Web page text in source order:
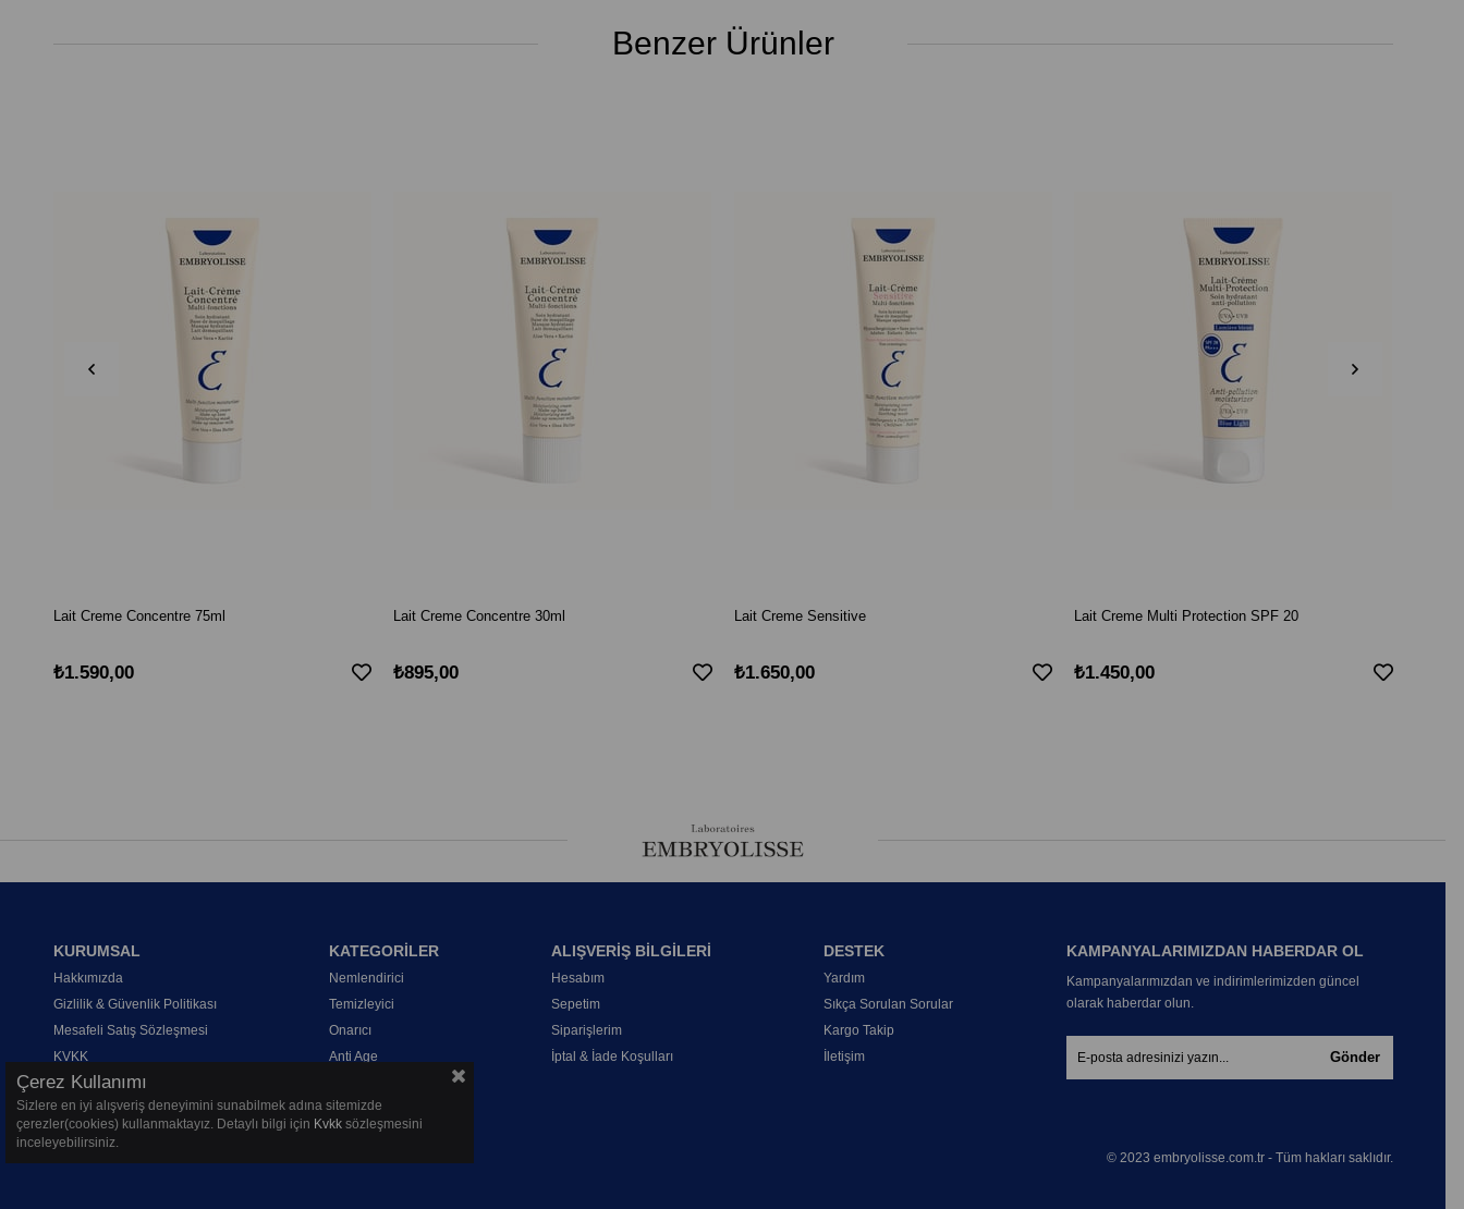
Benzer Ürünler
Lait Creme Concentre 75ml
₺1.590,00
Lait Creme Concentre 30ml
₺895,00
Lait Creme Sensitive
₺1.650,00
Lait Creme Multi Protection SPF 20
₺1.450,00
KURUMSAL
Hakkımızda
Gizlilik & Güvenlik Politikası
Mesafeli Satış Sözleşmesi
KVKK
KATEGORİLER
Nemlendirici
Temizleyici
Onarıcı
Anti Age
ALIŞVERİŞ BİLGİLERİ
Hesabım
Sepetim
Siparişlerim
İptal & İade Koşulları
DESTEK
Yardım
Sıkça Sorulan Sorular
Kargo Takip
İletişim
KAMPANYALARIMIZDAN HABERDAR OL
Kampanyalarımızdan ve indirimlerimizden güncel
olarak haberdar olun.
Gönder
© 2023 embryolisse.com.tr - Tüm hakları saklıdır.
Çerez Kullanımı
Sizlere en iyi alışveriş deneyimini sunabilmek adına sitemizde
çerezler(cookies) kullanmaktayız. Detaylı bilgi için Kvkk sözleşmesini
inceleyebilirsiniz.